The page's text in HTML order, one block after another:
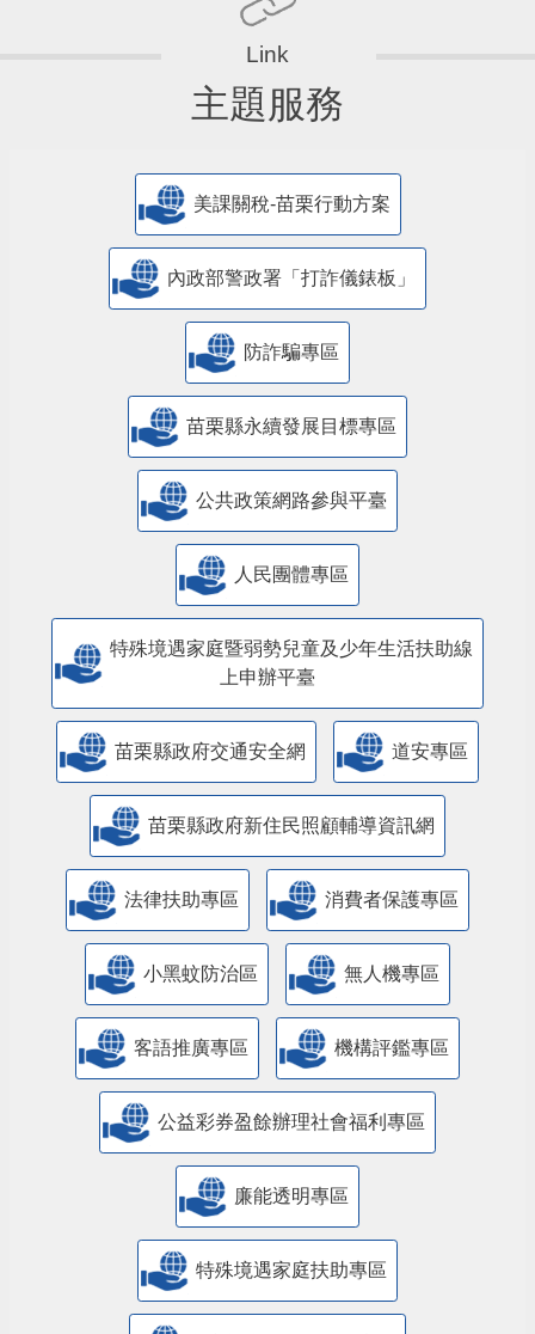
主題服務
美課關稅-苗栗行動方案
內政部警政署「打詐儀錶板」
防詐騙專區
苗栗縣永續發展目標專區
公共政策網路參與平臺
人民團體專區
特殊境遇家庭暨弱勢兒童及少年生活扶助線
上申辦平臺
苗栗縣政府交通安全網 道安專區
苗栗縣政府新住民照顧輔導資訊網
法律扶助專區 消費者保護專區
小黑蚊防治區 無人機專區
客語推廣專區 機構評鑑專區
公益彩券盈餘辦理社會福利專區
廉能透明專區
特殊境遇家庭扶助專區